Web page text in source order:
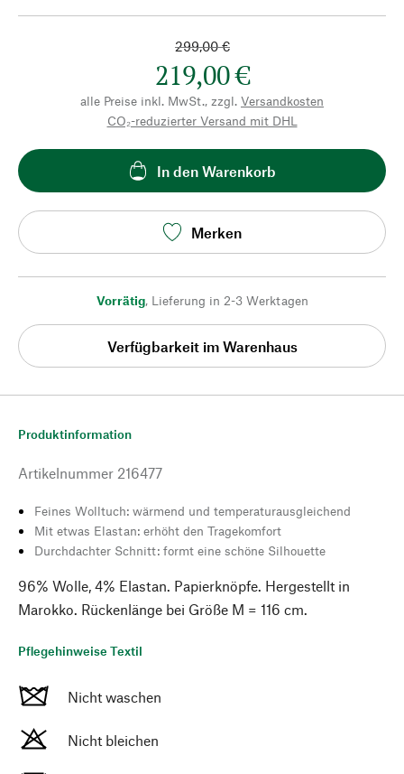
299,00 €
219,00 €
alle Preise inkl. MwSt., zzgl. Versandkosten
CO₂-reduzierter Versand mit DHL
In den Warenkorb
Merken
Vorrätig, Lieferung in 2-3 Werktagen
Verfügbarkeit im Warenhaus
Produktinformation
Artikelnummer 216477
Feines Wolltuch: wärmend und temperaturausgleichend
Mit etwas Elastan: erhöht den Tragekomfort
Durchdachter Schnitt: formt eine schöne Silhouette
96% Wolle, 4% Elastan. Papierknöpfe. Hergestellt in
Marokko. Rückenlänge bei Größe M = 116 cm.
Pflegehinweise Textil
Nicht waschen
Nicht bleichen